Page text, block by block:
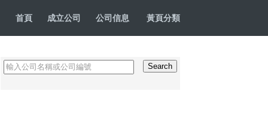
首頁 成立公司 公司信息 黃頁分類